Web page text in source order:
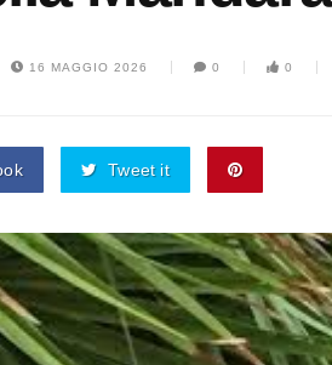
16 MAGGIO 2026 0 0
Tweet it